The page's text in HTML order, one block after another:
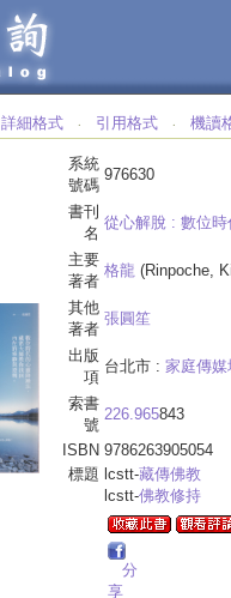
詳細格式 ‧ 引用格式 ‧ 機讀
系統
號碼
976630
書刊
名
從心解脫 : 數位
主要
著者
格龍 (Rinpoche,
其他
著者
張圓笙
出版
項
台北市 : 家庭傳
索書
號
226.965843
ISBN 9786263905054
標題 lcstt-藏傳佛教
lcstt-佛教修持
分
享